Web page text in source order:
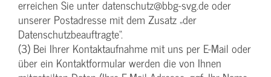
erreichen Sie unter datenschutz@bbg-svg.de oder
unserer Postadresse mit dem Zusatz „der
Datenschutzbeauftragte“.
(3) Bei Ihrer Kontaktaufnahme mit uns per E-Mail oder
über ein Kontaktformular werden die von Ihnen